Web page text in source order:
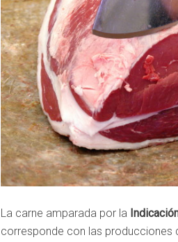
La carne amparada por la
corresponde con las producciones